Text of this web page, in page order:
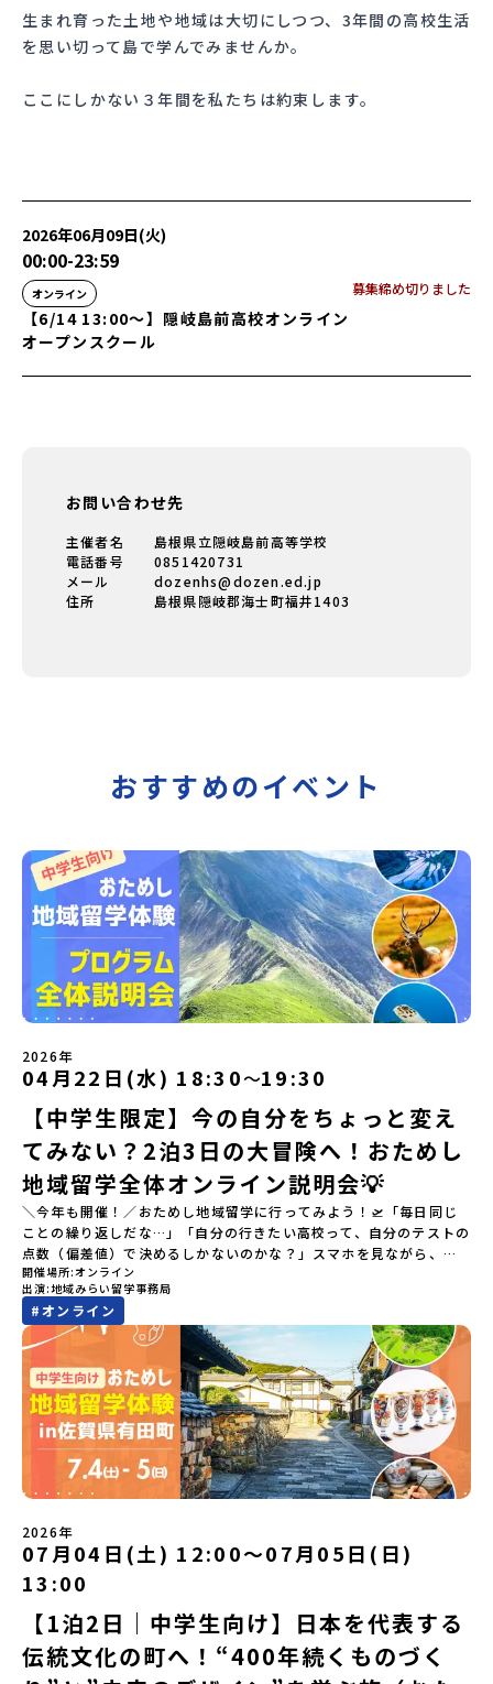
生まれ育った土地や地域は大切にしつつ、3年間の高校生活
を思い切って島で学んでみませんか。
ここにしかない３年間を私たちは約束します。
2026年06月09日(火)
00:00-23:59
オンライン
【6/14 13:00〜】隠岐島前高校オンライン
オープンスクール
募集締め切りました
お問い合わせ先
主催者名
島根県立隠岐島前高等学校
電話番号
0851420731
メール
dozenhs@dozen.ed.jp
住所
島根県隠岐郡海士町福井1403
おすすめのイベント
2026年
04月22日(水) 18:30〜19:30
【中学生限定】今の自分をちょっと変え
てみない？2泊3日の大冒険へ！おためし
地域留学全体オンライン説明会💡
＼今年も開催！／おためし地域留学に行ってみよう！🛫「毎日同じ
ことの繰り返しだな…」「自分の行きたい高校って、自分のテストの
点数（偏差値）で決めるしかないのかな？」スマホを見ながら、進
路にモヤモヤしているそこのあなたへ！👀テストの点数ではなく、
あなたの「ワクワク（＝自分軸）」で進路を選ぶ。そんな新しい選
択肢が、「地域みらい留学」です。「でも、いきなり知らない土地
の高校に進学するなんて不安…」そんな人のために、2泊3日で気軽
にプチ体験できる【おためし地域留学】の魅力を凝縮したオンライ
ン説明会のアーカイブ（録画）を公開中です！✨＼🔥ここがすごい！
🔥／おためし地域留学 3つのワクワク🔥🔥 ①スマホじゃわからない
「圧倒的な感動」！教科書を読むだけじゃわからない、その地域な
らではの大自然や歴史を「五感」でフル体験！カヌーに乗ったり、
伝統文化に触れたり、本物の冒険が待っています！🔥 ②「初めまし
て」が「一生の友達」に変わる！全国から「新しいことに挑戦した
い！」「今の自分を変えたい！」と思っている同世代の中学生が大
集合！地元の高校生と一緒にご飯を食べて語り合えば、たった数日
で最高の仲間になる！🔥 ③宿泊費・体験費はなんと【無料】！親元
を離れる初めての一人旅でも大丈夫。頼れるスタッフがしっかりサ
ポートするので安心・安全です！ーーーーーーーーーーーーーーー
ーーーーーーーーー📺 全体オンライン説明会（アーカイブ配信）
2026年4月22日に開催された説明会の録画をご覧いただけます。こ
の動画を見れば、あなたの「なんとなく不安」が「絶対に行ってみ
たい！」に変わるはず💡お家からリラックスして視聴してみてくだ
開催場所 オンライン
出演 地域みらい留学事務局
#オンライン
2026年
07月04日(土) 12:00〜07月05日(日)
13:00
【1泊2日｜中学生向け】日本を代表する
伝統文化の町へ！“400年続くものづく